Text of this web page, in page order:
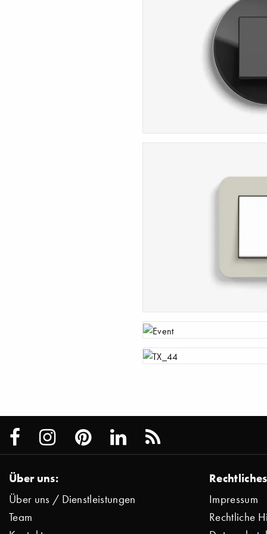
E3
Event
Über uns:
Über uns / Dienstleistungen
Team
Impressum
Rechtliche